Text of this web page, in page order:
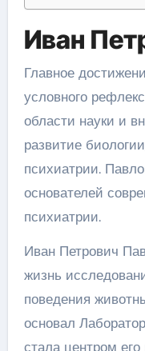
Иван
Главное
условного
области науки и
развитие
психиатрии.
основателей
психиатрии.
Иван Петрович
жизнь
поведения
основал
стала центром